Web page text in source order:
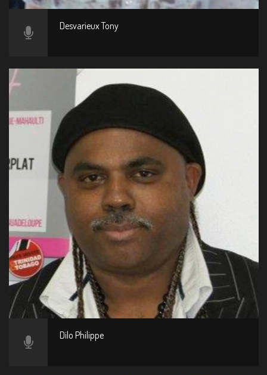
Desvarieux Tony
Dilo Philippe